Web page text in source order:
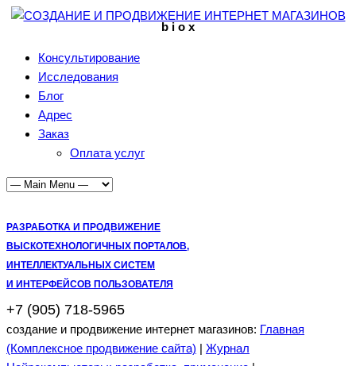
b i o x
Консультирование
Исследования
Блог
Адрес
Заказ
Оплата услуг
РАЗРАБОТКА И ПРОДВИЖЕНИЕ
ВЫСКОТЕХНОЛОГИЧНЫХ ПОРТАЛОВ,
ИНТЕЛЛЕКТУАЛЬНЫХ СИСТЕМ
И ИНТЕРФЕЙСОВ ПОЛЬЗОВАТЕЛЯ
+7 (905) 718-5965
создание и продвижение интернет магазинов: Главная
(Комплексное продвижение сайта) | Журнал